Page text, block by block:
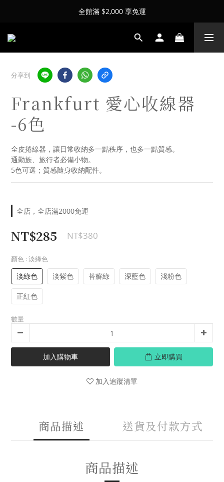
全館滿 $2,000 享免運
分享到
Frankfurt 愛心收線器
-6色
全皮捲線器，讓日常收納多一點秩序，也多一點質感。
通勤族、旅行者必備小物。
5色可選；質感隨身收納配件。
全店，全店滿2000免運
NT$285 NT$380
顏色 : 淡綠色
淡綠色 淡紫色 苔癬綠 深藍色 淺粉色
正紅色
數量
加入購物車 立即購買
加入追蹤清單
商品描述 送貨及付款方式
商品描述